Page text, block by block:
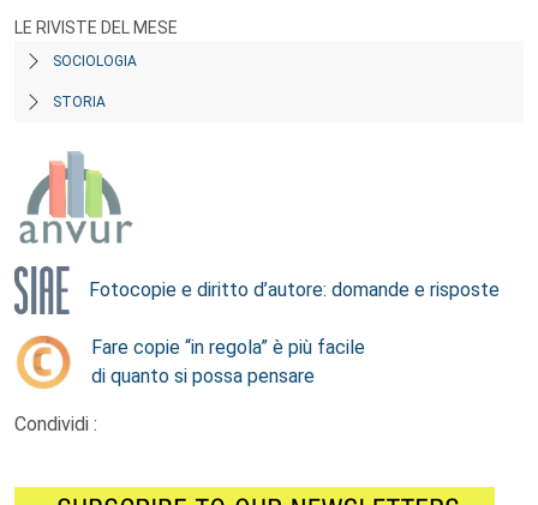
LE RIVISTE DEL MESE
SOCIOLOGIA
STORIA
Fotocopie e diritto d’autore: domande e risposte
Fare copie “in regola” è più facile
di quanto si possa pensare
Condividi :